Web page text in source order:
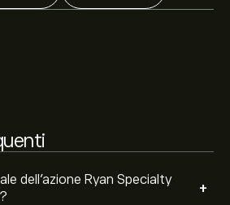
dell'azione Ryan Specialty
+
per le azioni Ryan Specialty
su tendenze di mercato,
prevista. Consulta le
di 11 analisti per RYAN
generale è Acquisto